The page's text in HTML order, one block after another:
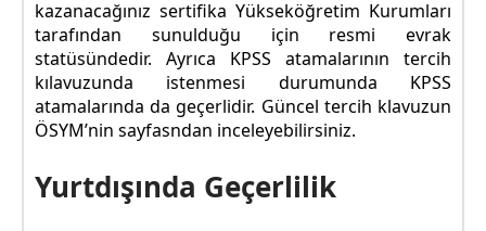
kazanacağınız sertifika Yükseköğretim Kurumları
tarafından sunulduğu için resmi evrak
statüsündedir. Ayrıca KPSS atamalarının tercih
kılavuzunda istenmesi durumunda KPSS
atamalarında da geçerlidir. Güncel tercih klavuzun
ÖSYM’nin sayfasndan inceleyebilirsiniz.
Yurtdışında Geçerlilik